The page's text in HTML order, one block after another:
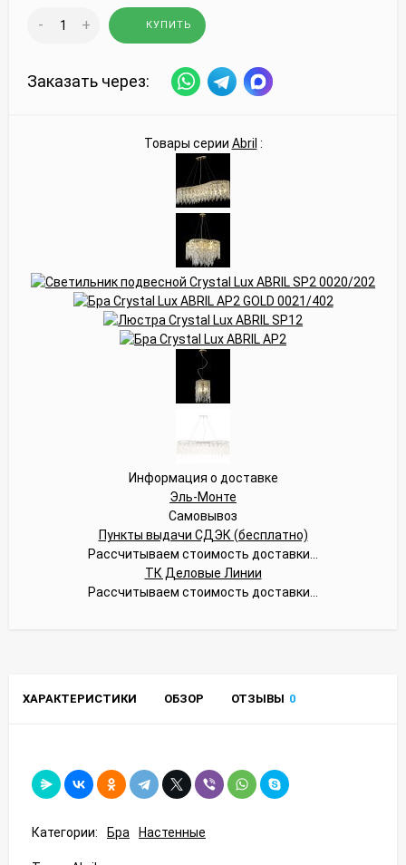
- + КУПИТЬ
Заказать через:
Товары серии Abril :
Информация о доставке
Эль-Монте
Самовывоз
Пункты выдачи СДЭК (бесплатно)
Рассчитываем стоимость доставки...
ТК Деловые Линии
Рассчитываем стоимость доставки...
ХАРАКТЕРИСТИКИ ОБЗОР ОТЗЫВЫ 0
Категории: Бра Настенные